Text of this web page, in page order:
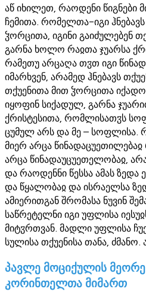
აწ იხილეთ, რაოდენი წიგნები
ჩემითა. რომელთა-იგი
ჴორცითა, იგინი გაიძულებენ
გარნა ხოლო რაჲთა ჯუარსა
რამეთუ არცაღა თჳთ იგი
იმარხვენ, არამედ ჰნებავს
თქუენითა მით ჴორცითა
იყოფინ სიქადულ, გარნა
ქრისტესითა, რომლისათჳს
ცუმულ არს და მე – სოფლისა.
მიერ არცა
არცა წინადაუცუეთელობაჲ,
და რაოდენნი წესსა ამას ზედა
და წყალობაჲ და ისრაელსა
ამიერითგან შრომასა ნუვინ
საწრეტელნი იგი უფლისა
მიტჳრთვან. მადლი უფლისა
სულისა თქუენისა თანა, ძმანო.
პავლე მოციქულის
კორინთელთა მიმართ